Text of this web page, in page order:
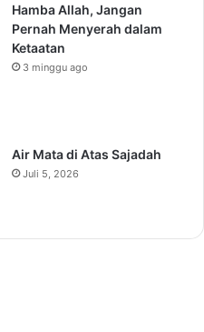
Hamba Allah, Jangan
Pernah Menyerah dalam
Ketaatan
3 minggu ago
Air Mata di Atas Sajadah
Juli 5, 2026